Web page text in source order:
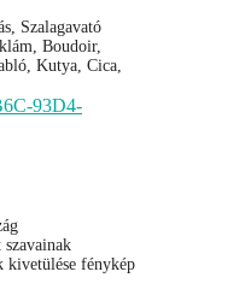
Szalagavató
Boudoir,
Kutya, Cica,
szavainak
kivetülése fénykép